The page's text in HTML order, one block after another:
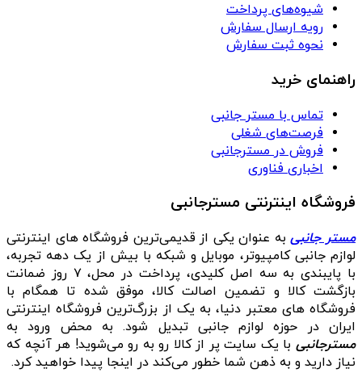
شیوه‌های پرداخت
رویه ارسال سفارش
نحوه ثبت سفارش
راهنمای خرید
تماس با مستر جانبی
فرصت‌های شغلی
فروش در مسترجانبی
اخباری فناوری
فروشگاه اینترنتی مسترجانبی
مستر جانبیبه عنوان یکی از قدیمی‌ترین فروشگاه های اینترنتی
لوازم جانبی کامپیوتر، موبایل و شبکه با بیش از یک دهه تجربه،
با پایبندی به سه اصل کلیدی، پرداخت در محل، ۷ روز ضمانت
بازگشت کالا و تضمین اصالت کالا، موفق شده تا همگام با
فروشگاه‌ های معتبر دنیا، به یک از بزرگ‌ترین فروشگاه اینترنتی
ایران در حوزه لوازم جانبی تبدیل شود. به محض ورود به
مسترجانبی با یک سایت پر از کالا رو به رو می‌شوید! هر آنچه که
نیاز دارید و به ذهن شما خطور می‌کند در اینجا پیدا خواهید کرد.